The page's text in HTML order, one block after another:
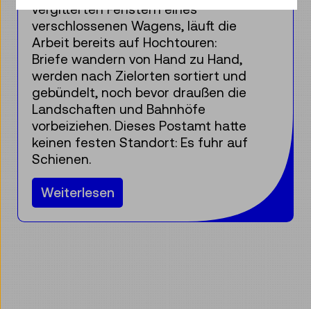
plötzlich flattert eine Kleidermotte
heraus. Leider werden selbst
Museen und ihre Depots von diesen
und anderen kleinen, aber
beharrlichen Schädlingen nicht
verschont.
Weiterlesen